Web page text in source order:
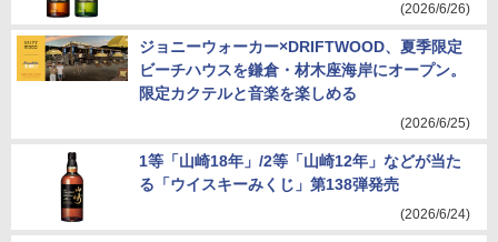
(2026/6/26)
ジョニーウォーカー×DRIFTWOOD、夏季限定
ビーチハウスを鎌倉・材木座海岸にオープン。
限定カクテルと音楽を楽しめる
(2026/6/25)
1等「山崎18年」/2等「山崎12年」などが当た
る「ウイスキーみくじ」第138弾発売
(2026/6/24)